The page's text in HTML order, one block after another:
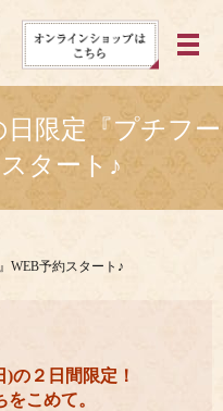
メ
日限定『プチフー
タート♪
WEB予約スタート♪
の２日間限定！
こめて。